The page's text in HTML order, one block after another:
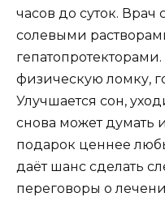
часов до суток. Врач
солевыми
физическую ломку,
Улучшается сон,
снова может думать
подарок ценнее
даёт шанс сделать
переговоры о